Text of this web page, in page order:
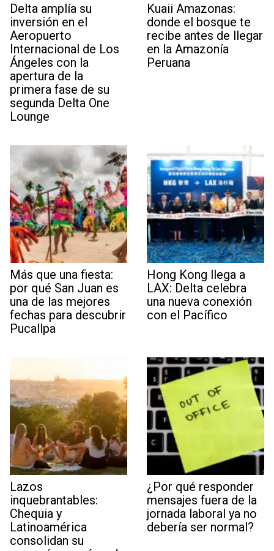
Delta amplía su
inversión en el
Aeropuerto
Internacional de Los
Ángeles con la
apertura de la
primera fase de su
segunda Delta One
Lounge
Kuaii Amazonas:
donde el bosque te
recibe antes de llegar
en la Amazonía
Peruana
Más que una fiesta:
por qué San Juan es
una de las mejores
fechas para descubrir
Pucallpa
Hong Kong llega a
LAX: Delta celebra
una nueva conexión
con el Pacífico
Lazos
inquebrantables:
Chequia y
Latinoamérica
consolidan su
¿Por qué responder
mensajes fuera de la
jornada laboral ya no
debería ser normal?